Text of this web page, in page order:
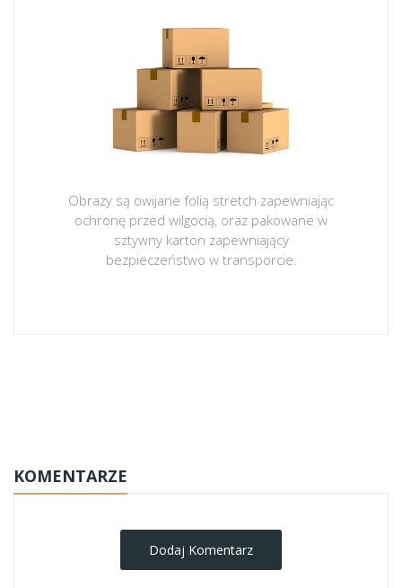
Obrazy są owijane folią stretch zapewniając
ochronę przed wilgocią, oraz pakowane w
sztywny karton zapewniający
bezpieczeństwo w transporcie.
KOMENTARZE
Dodaj Komentarz